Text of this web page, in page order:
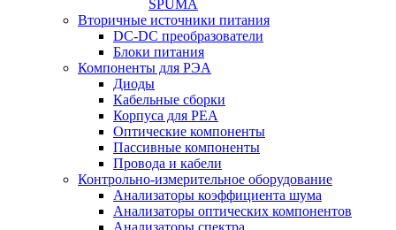
SPUMA
Вторичные источники питания
DC-DC преобразователи
Блоки питания
Компоненты для РЭА
Диоды
Кабельные сборки
Корпуса для РЕА
Оптические компоненты
Пассивные компоненты
Провода и кабели
Контрольно-измерительное оборудование
Анализаторы коэффициента шума
Анализаторы оптических компонентов
Анализаторы спектра